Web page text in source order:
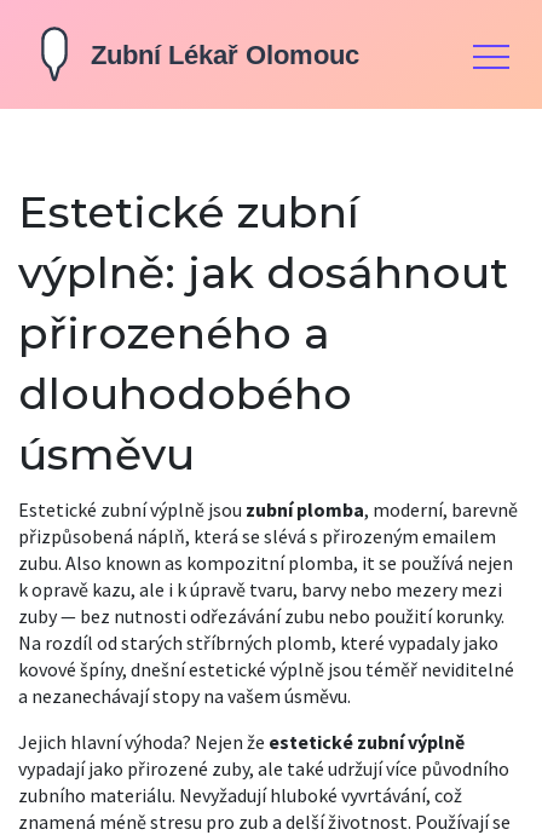
Estetické zubní
výplně: jak dosáhnout
přirozeného a
dlouhodobého
úsměvu
Estetické zubní výplně jsou zubní plomba, moderní, barevně
přizpůsobená náplň, která se slévá s přirozeným emailem
zubu. Also known as kompozitní plomba, it se používá nejen
k opravě kazu, ale i k úpravě tvaru, barvy nebo mezery mezi
zuby — bez nutnosti odřezávání zubu nebo použití korunky.
Na rozdíl od starých stříbrných plomb, které vypadaly jako
kovové špíny, dnešní estetické výplně jsou téměř neviditelné
a nezanechávají stopy na vašem úsměvu.
Jejich hlavní výhoda? Nejen že estetické zubní výplně
vypadají jako přirozené zuby, ale také udržují více původního
zubního materiálu. Nevyžadují hluboké vyvrtávání, což
znamená méně stresu pro zub a delší životnost. Používají se